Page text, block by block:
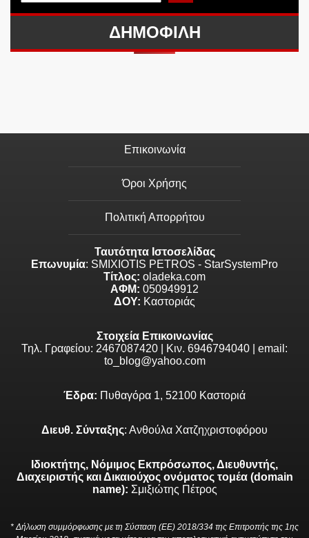
ΔΗΜΟΦΙΛΗ
Επικοινωνία
Όροι Χρήσης
Πολιτική Απορρήτου
Ταυτότητα Ιστοσελίδας
Επωνυμία: SMIXIOTIS PETROS - StarSystemPro
Τίτλος: oladeka.com
ΑΦΜ: 050949912
ΔΟΥ: Καστοριάς
Στοιχεία Επικοινωνίας
Τηλ. Γραφείου: 2467087420 | Κιν. 6946794040 | email:
to_blog@yahoo.com
Έδρα: Πυθαγόρα 1, 52100 Καστοριά
Διευθ. Σύνταξης: Ανθούλα Χατζηχριστοφόρου
Ιδιοκτήτης, Νόμιμος Εκπρόσωπος, Διευθυντής,
Διαχειριστής και Δικαιούχος ονόματος τομέα (domain
name): Σμιξιώτης Πέτρος
* Δήλωση συμμόρφωσης με τη Σύσταση (ΕΕ) 2018/334 της Επιτροπής της 1ης